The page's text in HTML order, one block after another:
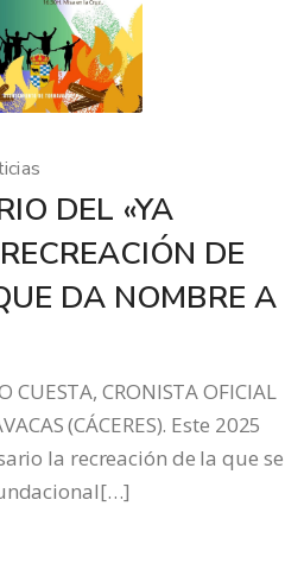
DEL «YA
DE
DA NOMBRE A
CUESTA, CRONISTA OFICIAL
(CÁCERES). Este 2025
la recreación de la que se